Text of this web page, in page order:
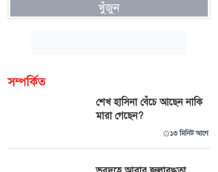
খুঁজুন
সম্পর্কিত
শেখ হাসিনা বেঁচে আছেন নাকি
মারা গেছেন?
১৩ মিনিট আগে